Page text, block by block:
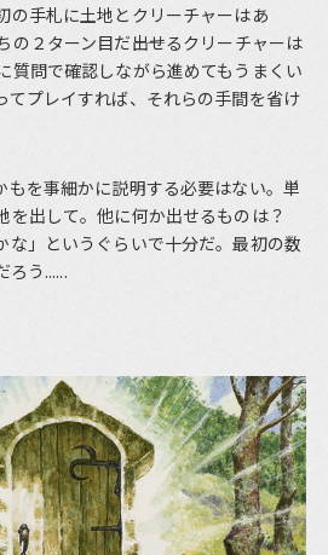
の手札に土地とクリーチャーはあ
２ターン目だ――出せるクリーチャーは
質問で確認しながら進めてもうまくい
てプレイすれば、それらの手間を省け
を事細かに説明する必要はない。単
を出して。他に何か出せるものは？
な」というぐらいで十分だ。最初の数
ろう......